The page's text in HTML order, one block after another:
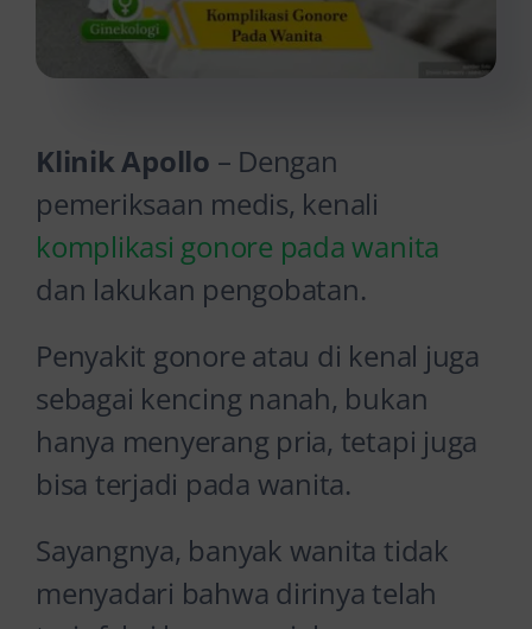
Klinik Apollo – Dengan
pemeriksaan medis, kenali
komplikasi gonore pada wanita
dan lakukan pengobatan.
Penyakit gonore atau di kenal juga
sebagai kencing nanah, bukan
hanya menyerang pria, tetapi juga
bisa terjadi pada wanita.
Sayangnya, banyak wanita tidak
menyadari bahwa dirinya telah